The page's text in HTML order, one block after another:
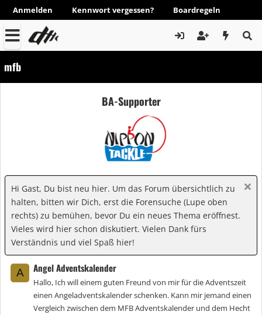
Anmelden Kennwort vergessen? Boardregeln
mfb
BA-Supporter
Hi Gast, Du bist neu hier. Um das Forum übersichtlich zu
halten, bitten wir Dich, erst die Forensuche (Lupe oben
rechts) zu bemühen, bevor Du ein neues Thema eröffnest.
Vieles wird hier schon diskutiert. Vielen Dank fürs
Verständnis und viel Spaß hier!
A Angel Adventskalender
Hallo, Ich will einem guten Freund von mir für die Adventszeit
einen Angeladventskalender schenken. Kann mir jemand einen
Vergleich zwischen dem MFB Adventskalender und dem Hecht